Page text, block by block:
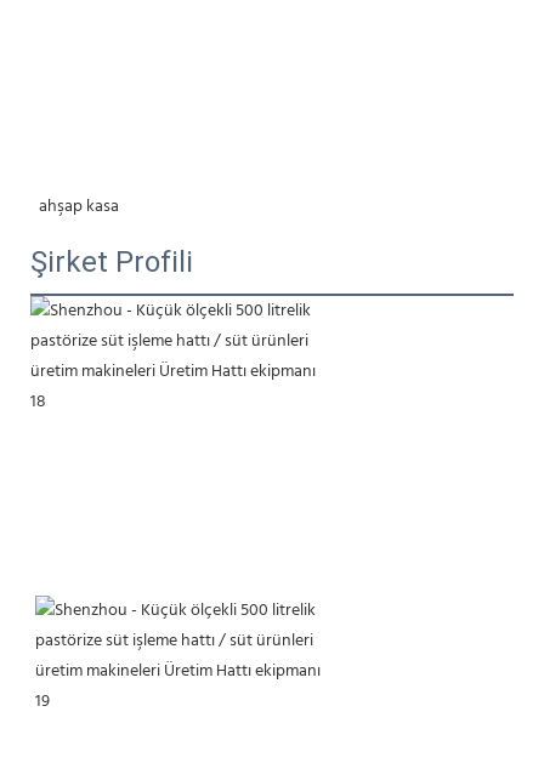
ahşap kasa
Şirket Profili